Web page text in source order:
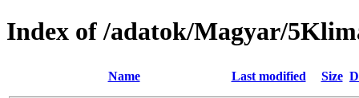
Index of /adatok/Magyar/
Name Last modified Size